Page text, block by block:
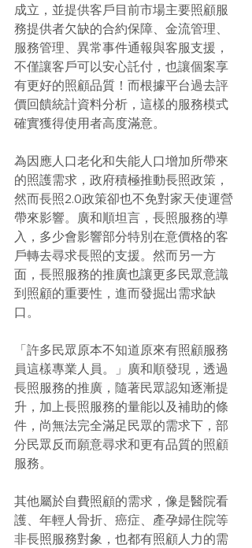
成立，並提供客戶目前市場主要照顧服
務提供者欠缺的合約保障、金流管理、
服務管理、異常事件通報與客服支援，
不僅讓客戶可以安心託付，也讓個案享
有更好的照顧品質！而根據平台過去評
價回饋統計資料分析，這樣的服務模式
確實獲得使用者高度滿意。
為因應人口老化和失能人口增加所帶來
的照護需求，政府積極推動長照政策，
然而長照2.0政策卻也不免對家天使運營
帶來影響。廣和順坦言，長照服務的導
入，多少會影響部分特別在意價格的客
戶轉去尋求長照的支援。然而另一方
面，長照服務的推廣也讓更多民眾意識
到照顧的重要性，進而發掘出需求缺
口。
「許多民眾原本不知道原來有照顧服務
員這樣專業人員。」廣和順發現，透過
長照服務的推廣，隨著民眾認知逐漸提
升，加上長照服務的量能以及補助的條
件，尚無法完全滿足民眾的需求下，部
分民眾反而願意尋求和更有品質的照顧
服務。
其他屬於自費照顧的需求，像是醫院看
護、年輕人骨折、癌症、產孕婦住院等
非長照服務對象，也都有照顧人力的需